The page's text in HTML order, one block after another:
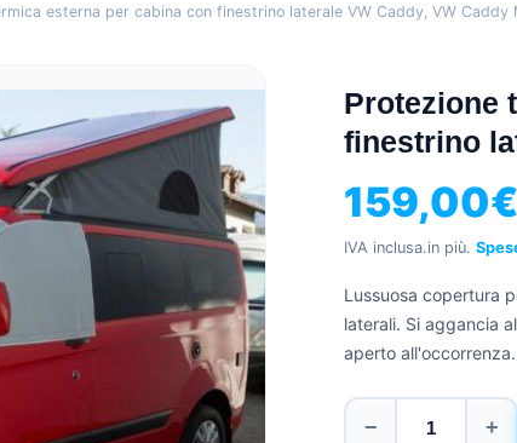
esterna per cabina con finestrino laterale VW Caddy, VW Caddy
Protezione
finestrino
159,00€
IVA inclusa. in più.
Lussuosa copertura
laterali. Si aggancia
aperto all'occorrenza.
− +